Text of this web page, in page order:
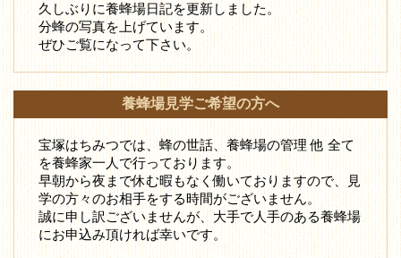
久しぶりに養蜂場日記を更新しました。
分蜂の写真を上げています。
ぜひご覧になって下さい。
養蜂場見学ご希望の方へ
宝塚はちみつでは、蜂の世話、養蜂場の管理 他 全て
を養蜂家一人で行っております。
早朝から夜まで休む暇もなく働いておりますので、見
学の方々のお相手をする時間がございません。
誠に申し訳ございませんが、大手で人手のある養蜂場
にお申込み頂ければ幸いです。